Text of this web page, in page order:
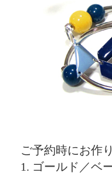
ご予約時にお作
1. ゴールド／ベ